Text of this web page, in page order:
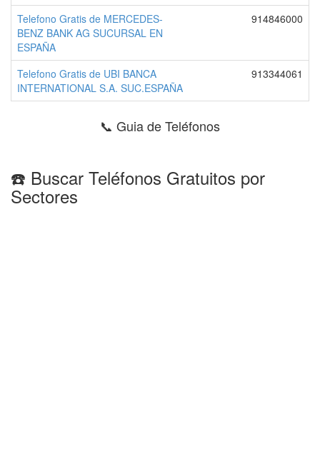
Telefono Gratis de MERCEDES-
BENZ BANK AG SUCURSAL EN
ESPAÑA
914846000
Telefono Gratis de UBI BANCA
INTERNATIONAL S.A. SUC.ESPAÑA
913344061
📞 Guia de Teléfonos
☎️ Buscar Teléfonos Gratuitos por
Sectores